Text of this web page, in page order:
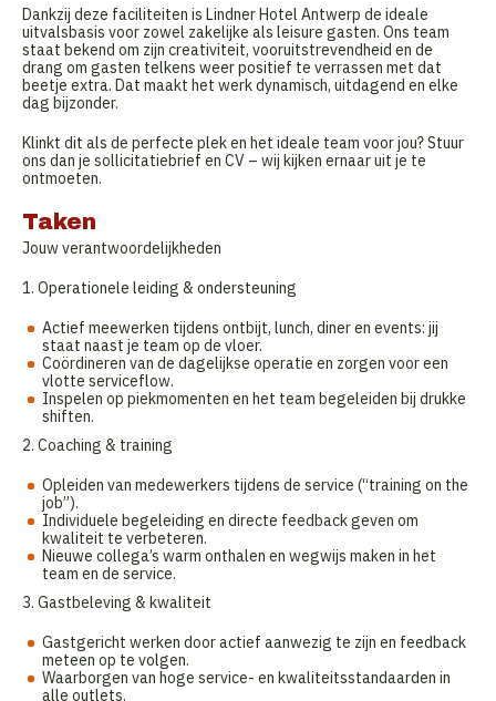
Dankzij deze faciliteiten is Lindner Hotel Antwerp de ideale
uitvalsbasis voor zowel zakelijke als leisure gasten. Ons team
staat bekend om zijn creativiteit, vooruitstrevendheid en de
drang om gasten telkens weer positief te verrassen met dat
beetje extra. Dat maakt het werk dynamisch, uitdagend en elke
dag bijzonder.
Klinkt dit als de perfecte plek en het ideale team voor jou? Stuur
ons dan je sollicitatiebrief en CV – wij kijken ernaar uit je te
ontmoeten.
Taken
Jouw verantwoordelijkheden
1. Operationele leiding & ondersteuning
Actief meewerken tijdens ontbijt, lunch, diner en events: jij
staat naast je team op de vloer.
Coördineren van de dagelijkse operatie en zorgen voor een
vlotte serviceflow.
Inspelen op piekmomenten en het team begeleiden bij drukke
shiften.
2. Coaching & training
Opleiden van medewerkers tijdens de service (“training on the
job”).
Individuele begeleiding en directe feedback geven om
kwaliteit te verbeteren.
Nieuwe collega’s warm onthalen en wegwijs maken in het
team en de service.
3. Gastbeleving & kwaliteit
Gastgericht werken door actief aanwezig te zijn en feedback
meteen op te volgen.
Waarborgen van hoge service- en kwaliteitsstandaarden in
alle outlets.